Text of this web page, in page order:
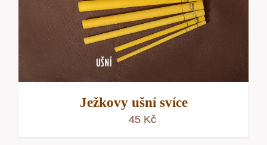
Ježkovy ušní svíce
45 Kč